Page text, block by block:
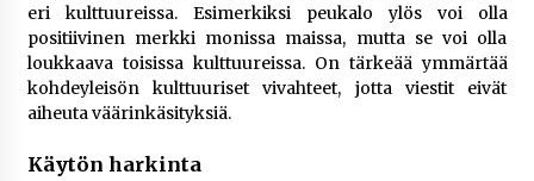
eri kulttuureissa. Esimerkiksi peukalo ylös voi olla
positiivinen merkki monissa maissa, mutta se voi olla
loukkaava toisissa kulttuureissa. On tärkeää ymmärtää
kohdeyleisön kulttuuriset vivahteet, jotta viestit eivät
aiheuta väärinkäsityksiä​.
Käytön harkinta